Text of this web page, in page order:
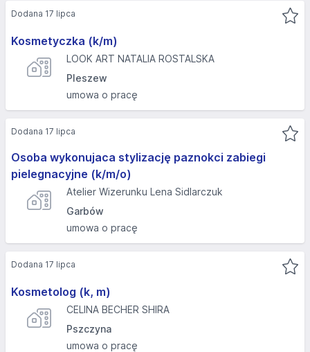
Kosmetyczka (k/m)
LOOK ART NATALIA ROSTALSKA
Pleszew
umowa o pracę
Dodana 17 lipca
Osoba wykonujaca stylizację paznokci zabiegi
pielegnacyjne (k/m/o)
Atelier Wizerunku Lena Sidlarczuk
Garbów
umowa o pracę
Dodana 17 lipca
Kosmetolog (k, m)
CELINA BECHER SHIRA
Pszczyna
umowa o pracę
Dodana 17 lipca